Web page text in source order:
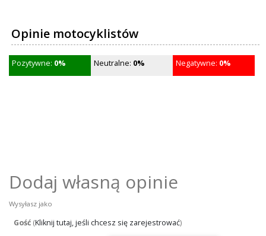
Opinie motocyklistów
Pozytywne: 0% Neutralne: 0% Negatywne: 0%
Dodaj własną opinie
Wysyłasz jako
Gość (Kliknij tutaj, jeśli chcesz się zarejestrować)